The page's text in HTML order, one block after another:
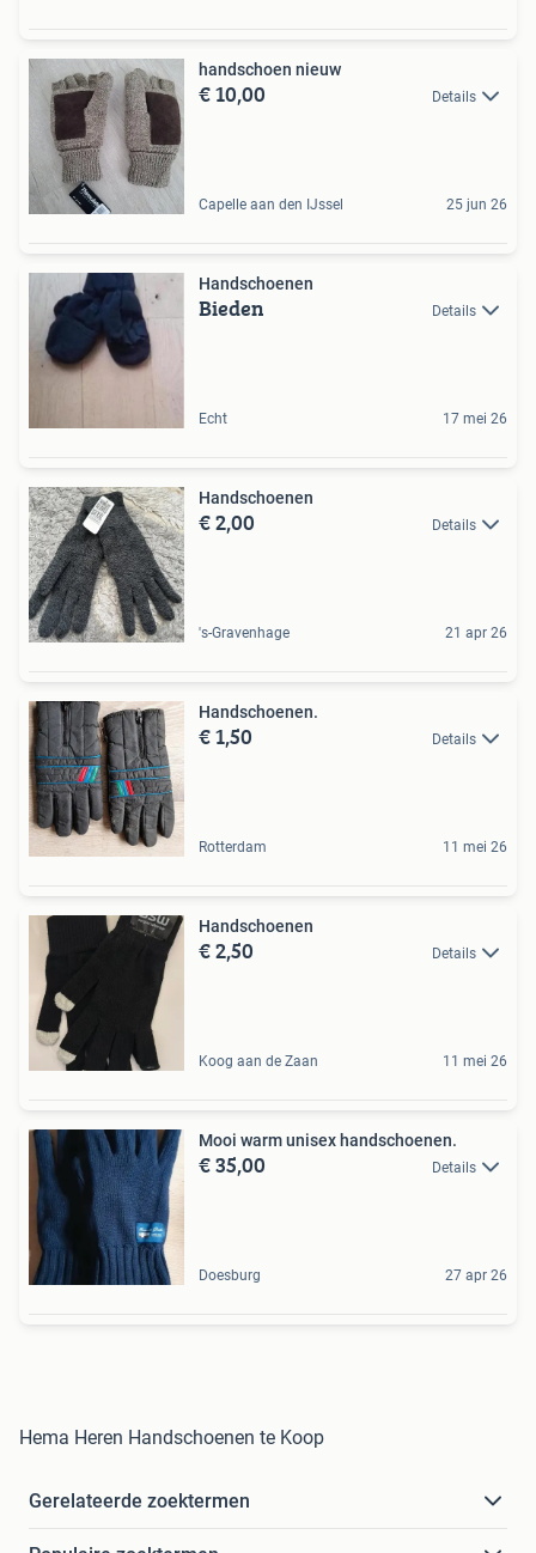
handschoen nieuw
€ 10,00 Details
Capelle aan den IJssel 25 jun 26
Handschoenen
Bieden Details
Echt 17 mei 26
Handschoenen
€ 2,00 Details
's-Gravenhage 21 apr 26
Handschoenen.
€ 1,50 Details
Rotterdam 11 mei 26
Handschoenen
€ 2,50 Details
Koog aan de Zaan 11 mei 26
Mooi warm unisex handschoenen.
€ 35,00 Details
Doesburg 27 apr 26
Hema Heren Handschoenen te Koop
Gerelateerde zoektermen